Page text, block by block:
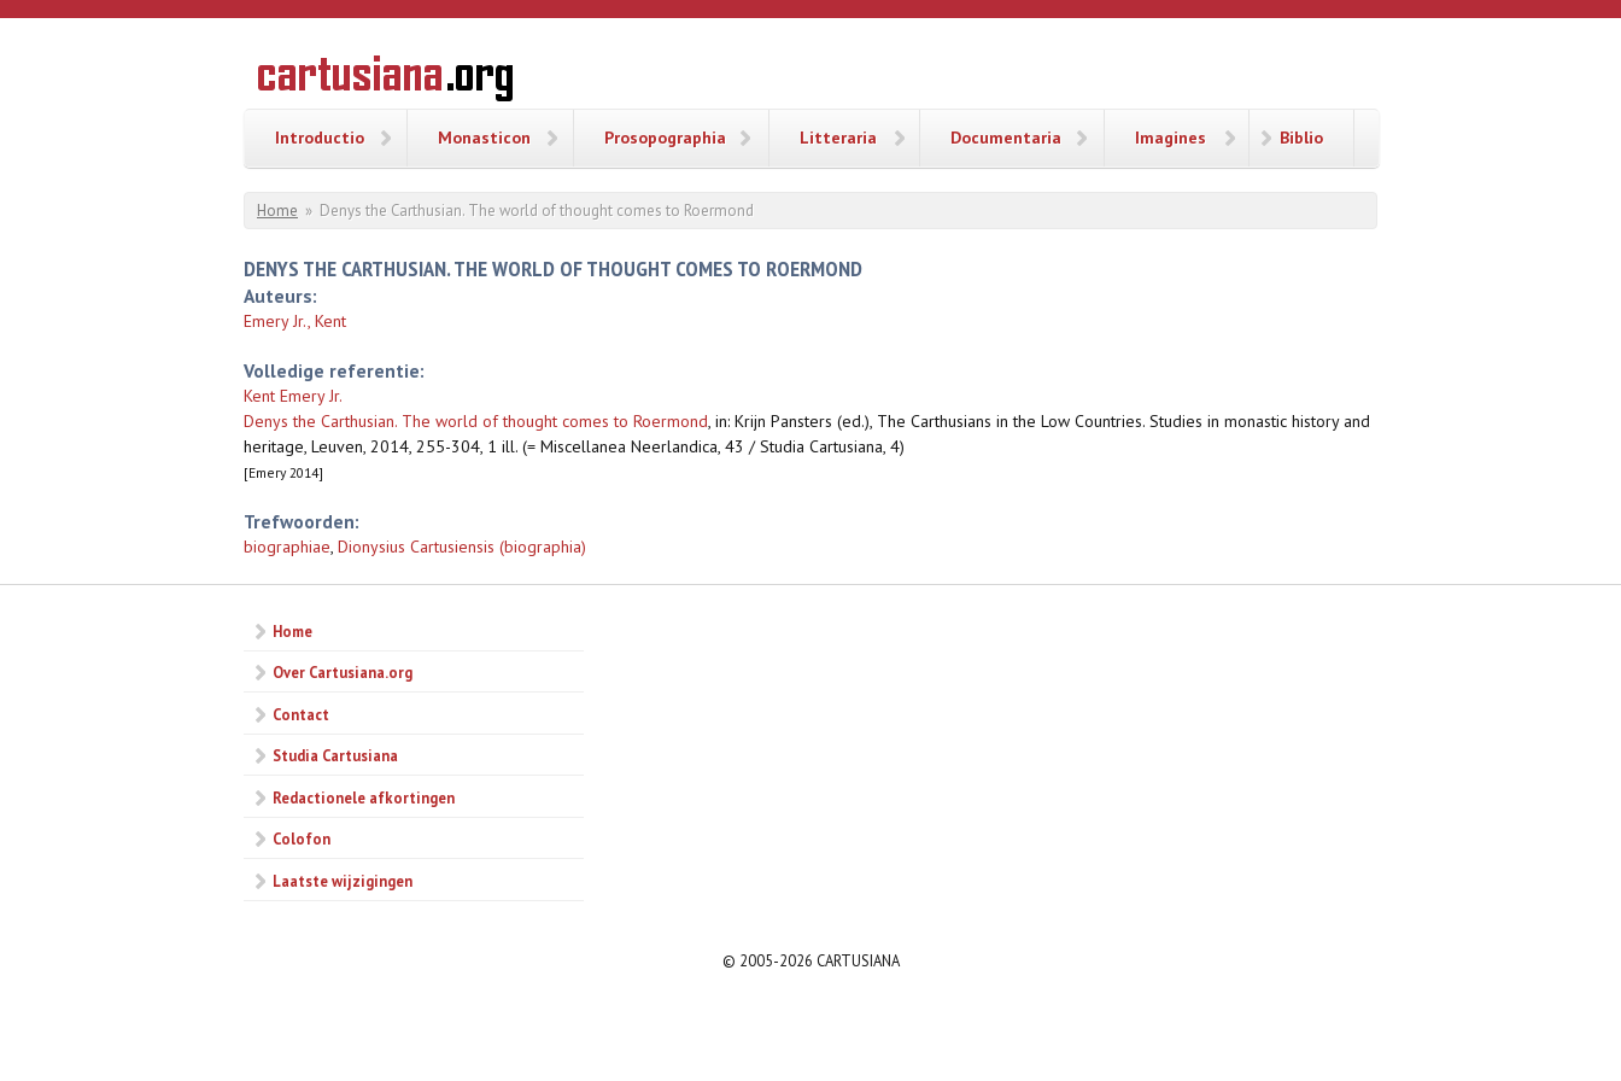
Overslaan en naar de inhoud gaan
CARTUSIANA
Geschiedenis
van de
Introductio Monasticon Prosopographia Litteraria Documentaria Imagines Biblio
U bent hier
Home » Denys the Carthusian. The world of thought comes to Roermond
DENYS THE CARTHUSIAN. THE WORLD OF THOUGHT COMES TO ROERMOND
Auteurs:
Emery Jr., Kent
Volledige referentie:
Kent Emery Jr.
Denys the Carthusian. The world of thought comes to Roermond, in: Krijn Pansters (ed.), The Carthusians in the Low Countries. Studies in monastic history and
heritage, Leuven, 2014, 255-304, 1 ill. (= Miscellanea Neerlandica, 43 / Studia Cartusiana, 4)
[Emery 2014]
Trefwoorden:
biographiae, Dionysius Cartusiensis (biographia)
Home
Over Cartusiana.org
Contact
Studia Cartusiana
Redactionele afkortingen
Colofon
Laatste wijzigingen
© 2005-2026 CARTUSIANA